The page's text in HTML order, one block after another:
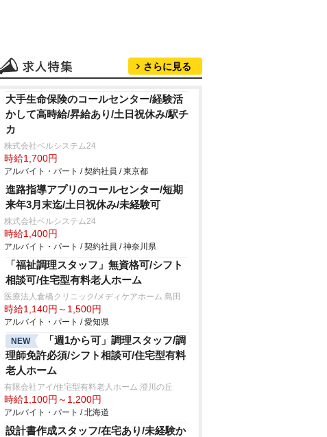
さらに見る
大手生命保険のコールセンター/経験活
かして高時給/昇給あり/土日祝休み/駅チ
カ
株式会社ベルシステム24
時給1,700円
アルバイト・パート / 契約社員 / 東京都
進路指導アプリのコールセンター/短期
来年3月末迄/土日祝休み/未経験可
株式会社ベルシステム24
時給1,400円
アルバイト・パート / 契約社員 / 神奈川県
「福祉調理スタッフ」無資格可/シフト
相談可/住宅型有料老人ホーム
医療法人倉橋クリニック/メディケアホーム 島田
時給1,140円～1,500円
アルバイト・パート / 愛知県
NEW
「週1から可」調理スタッフ/調
理師免許必須/シフト相談可/住宅型有料
老人ホーム
有限会社アイ/住宅型有料老人ホーム 澄川の丘
時給1,100円～1,200円
アルバイト・パート / 北海道
設計書作成スタッフ/在宅あり/未経験か